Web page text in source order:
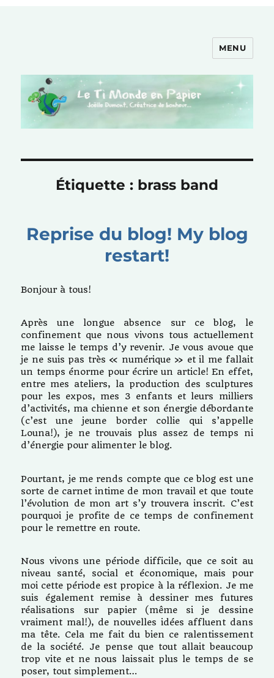
MENU
Étiquette : brass band
Reprise du blog! My blog
restart!
Bonjour à tous!
Après une longue absence sur ce blog, le
confinement que nous vivons tous actuellement
me laisse le temps d’y revenir. Je vous avoue que
je ne suis pas très « numérique » et il me fallait
un temps énorme pour écrire un article! En effet,
entre mes ateliers, la production des sculptures
pour les expos, mes 3 enfants et leurs milliers
d’activités, ma chienne et son énergie débordante
(c’est une jeune border collie qui s’appelle
Louna!), je ne trouvais plus assez de temps ni
d’énergie pour alimenter le blog.
Pourtant, je me rends compte que ce blog est une
sorte de carnet intime de mon travail et que toute
l’évolution de mon art s’y trouvera inscrit. C’est
pourquoi je profite de ce temps de confinement
pour le remettre en route.
Nous vivons une période difficile, que ce soit au
niveau santé, social et économique, mais pour
moi cette période est propice à la réflexion. Je me
suis également remise à dessiner mes futures
réalisations sur papier (même si je dessine
vraiment mal!), de nouvelles idées affluent dans
ma tête. Cela me fait du bien ce ralentissement
de la société. Je pense que tout allait beaucoup
trop vite et ne nous laissait plus le temps de se
poser, tout simplement…